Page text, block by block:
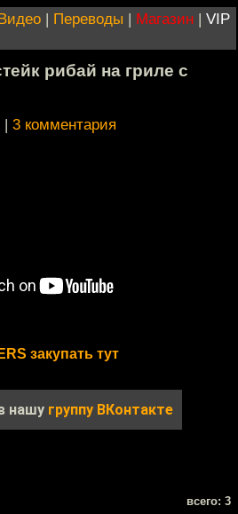
| Переводы | Магазин | VIP
рибай на гриле с
| 3 комментария
закупать тут
нашу группу ВКонтакте
всего: 3